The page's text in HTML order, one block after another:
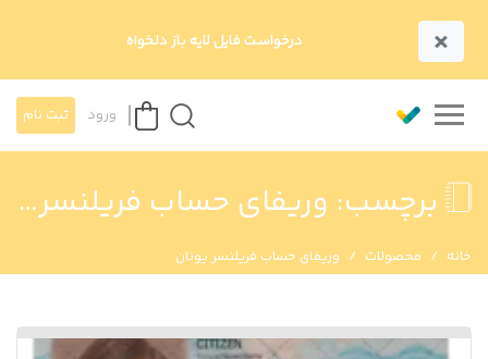
× درخواست فایل لایه باز دلخواه
ورود ثبت نام
برچسب: وریفای حساب فریلنسر یونان
خانه محصولات وریفای حساب فریلنسر یونان